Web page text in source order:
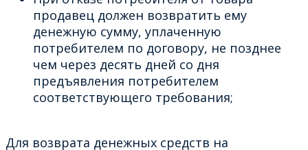
продавец должен возвратить ему
денежную сумму, уплаченную
потребителем по договору, не позднее
чем через десять дней со дня
предъявления потребителем
соответствующего требования;
Для возврата денежных средств на